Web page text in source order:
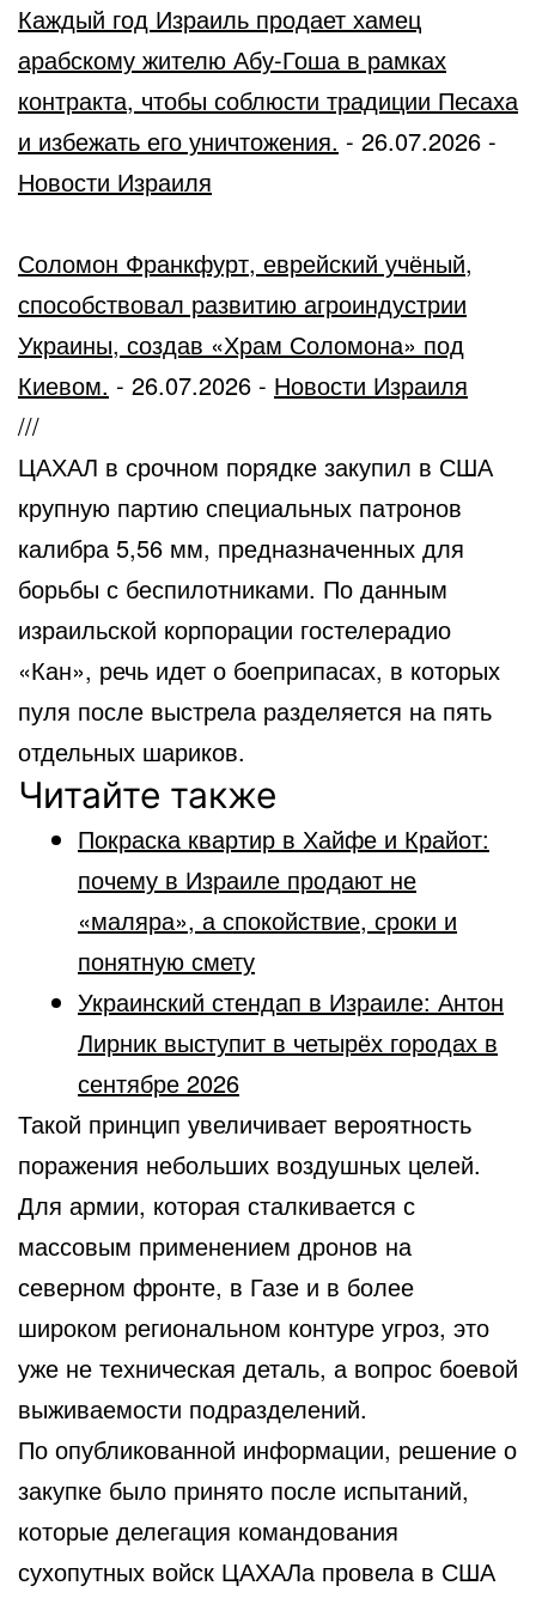
Каждый год Израиль продает хамец
арабскому жителю Абу-Гоша в рамках
контракта, чтобы соблюсти традиции Песаха
и избежать его уничтожения. - 26.07.2026 -
Новости Израиля
Соломон Франкфурт, еврейский учёный,
способствовал развитию агроиндустрии
Украины, создав «Храм Соломона» под
Киевом. - 26.07.2026 - Новости Израиля
///
ЦАХАЛ в срочном порядке закупил в США
крупную партию специальных патронов
калибра 5,56 мм, предназначенных для
борьбы с беспилотниками. По данным
израильской корпорации гостелерадио
«Кан», речь идет о боеприпасах, в которых
пуля после выстрела разделяется на пять
отдельных шариков.
Читайте также
Покраска квартир в Хайфе и Крайот:
почему в Израиле продают не
«маляра», а спокойствие, сроки и
понятную смету
Украинский стендап в Израиле: Антон
Лирник выступит в четырёх городах в
сентябре 2026
Такой принцип увеличивает вероятность
поражения небольших воздушных целей.
Для армии, которая сталкивается с
массовым применением дронов на
северном фронте, в Газе и в более
широком региональном контуре угроз, это
уже не техническая деталь, а вопрос боевой
выживаемости подразделений.
По опубликованной информации, решение о
закупке было принято после испытаний,
которые делегация командования
сухопутных войск ЦАХАЛа провела в США